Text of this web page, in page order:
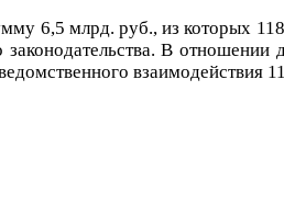
6,5 млрд. руб., из которых
В
взаимодействия